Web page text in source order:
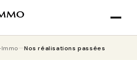
Nos réalisations passées